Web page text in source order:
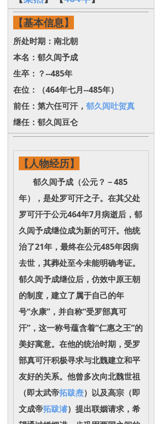
【基本信息】
所处时期：南北朝
本名：郁久闾予成
生卒：？--485年
在位：（464年七月--485年）
前任：第六任可汗， 郁久闾吐贺真
继任：郁久闾豆仑
【人物经历】
郁久闾予成（公元？－485
年），是处罗可汗之子。在其父处
罗可汗于公元464年7月病逝后，郁
久闾予成继位成为新的可汗。他统
治了21年，最终在公元485年因病
去世，其葬处至今未能明确考证。
郁久闾予成继位后，仿效中原王朝
的制度，建立了属于自己的年
号“永康”，并自称“受罗部真可
汗”，这一称号蕴含着“仁惠之王”的
美好寓意。在他的统治时期，受罗
部真可汗积极寻求与北魏建立和平
友好的关系。他曾多次向北魏世祖
（即太武帝拓跋焘）以及高宗（即
文成帝拓跋濬）提出联姻请求，希